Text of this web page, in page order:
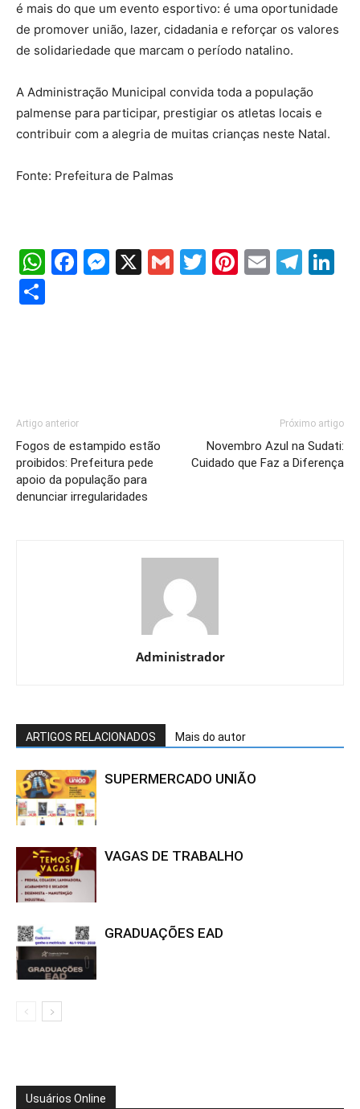
é mais do que um evento esportivo: é uma oportunidade
de promover união, lazer, cidadania e reforçar os valores
de solidariedade que marcam o período natalino.
A Administração Municipal convida toda a população
palmense para participar, prestigiar os atletas locais e
contribuir com a alegria de muitas crianças neste Natal.
Fonte: Prefeitura de Palmas
WhatsApp
Facebook
Messenger
X GmailTwitter
Pinterest
Email
Artigo anterior
Fogos de estampido estão
proibidos: Prefeitura pede
apoio da população para
denunciar irregularidades
Próximo artigo
Novembro Azul na Sudati:
Cuidado que Faz a Diferença
Administrador
ARTIGOS RELACIONADOS Mais do autor
SUPERMERCADO UNIÃO
VAGAS DE TRABALHO
GRADUAÇÕES EAD
Usuários Online